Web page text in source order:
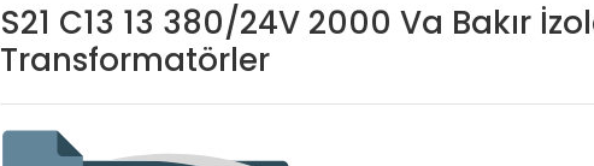
S21 C13 13 380/24V 2000 Va Bakır
Transformatörler